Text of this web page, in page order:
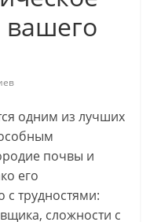
вашего
одним из лучших
почвы и
его
с трудностями:
сложности с